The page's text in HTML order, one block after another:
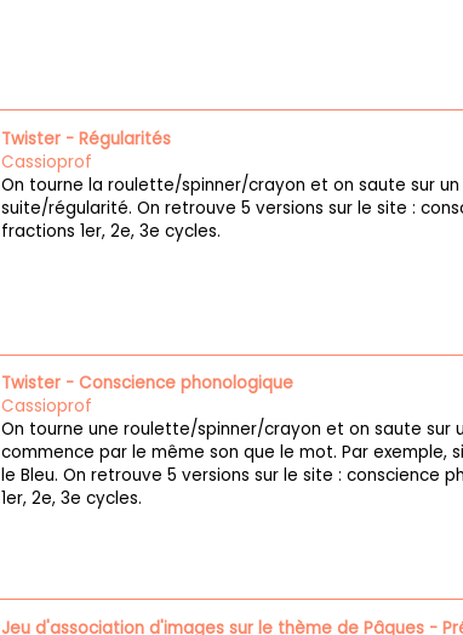
Twister - Régularités
Cassioprof
On tourne la roulette/spinner/crayon et on saute sur
suite/régularité. On retrouve 5 versions sur le site :
fractions 1er, 2e, 3e cycles.
Twister - Conscience phonologique
Cassioprof
On tourne une roulette/spinner/crayon et on saute sur
commence par le même son que le mot. Par exemple,
le Bleu. On retrouve 5 versions sur le site : conscience
1er, 2e, 3e cycles.
Jeu d'association d'images sur le thème de Pâques -